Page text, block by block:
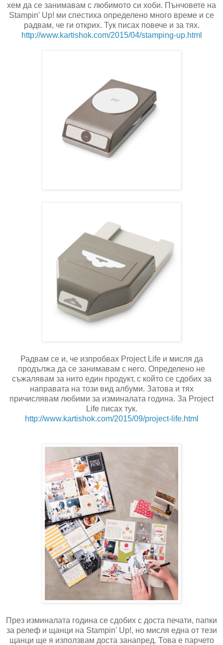
хем да се занимавам с любимото си хоби. Пънчовете на
Stampin' Up! ми спестиха определено много време и се
радвам, че ги открих. Тук писах повече и за тях.
http://www.kartishok.com/2015/04/stamping-up.html
Радвам се и, че изпробвах Project Life и мисля да
продължа да се занимавам с него. Определено не
съжалявам за нито един продукт, с който се сдобих за
направата на този вид албуми. Затова и тях
причислявам любими за изминалата година. За Project
Life писах тук.
http://www.kartishok.com/2015/09/project-life.html
През изминалата година се сдобих с доста печати, папки
за релеф и щанци на Stampin' Up!, но мисля една от тези
щанци ще я използвам доста занапред. Това е парчето